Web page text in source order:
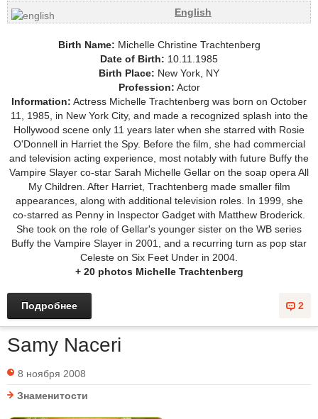
English
Birth Name: Michelle Christine Trachtenberg
Date of Birth: 10.11.1985
Birth Place: New York, NY
Profession: Actor
Information: Actress Michelle Trachtenberg was born on October
11, 1985, in New York City, and made a recognized splash into the
Hollywood scene only 11 years later when she starred with Rosie
O'Donnell in Harriet the Spy. Before the film, she had commercial
and television acting experience, most notably with future Buffy the
Vampire Slayer co-star Sarah Michelle Gellar on the soap opera All
My Children. After Harriet, Trachtenberg made smaller film
appearances, along with additional television roles. In 1999, she
co-starred as Penny in Inspector Gadget with Matthew Broderick.
She took on the role of Gellar's younger sister on the WB series
Buffy the Vampire Slayer in 2001, and a recurring turn as pop star
Celeste on Six Feet Under in 2004.
+ 20 photos Michelle Trachtenberg
2
Подробнее
Samy Naceri
8 ноября 2008
Знаменитости